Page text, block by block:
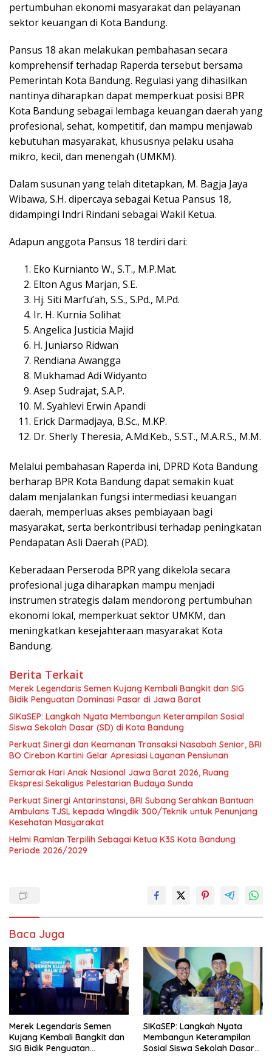
pertumbuhan ekonomi masyarakat dan pelayanan
sektor keuangan di Kota Bandung.
Pansus 18 akan melakukan pembahasan secara
komprehensif terhadap Raperda tersebut bersama
Pemerintah Kota Bandung. Regulasi yang dihasilkan
nantinya diharapkan dapat memperkuat posisi BPR
Kota Bandung sebagai lembaga keuangan daerah yang
profesional, sehat, kompetitif, dan mampu menjawab
kebutuhan masyarakat, khususnya pelaku usaha
mikro, kecil, dan menengah (UMKM).
Dalam susunan yang telah ditetapkan, M. Bagja Jaya
Wibawa, S.H. dipercaya sebagai Ketua Pansus 18,
didampingi Indri Rindani sebagai Wakil Ketua.
Adapun anggota Pansus 18 terdiri dari:
Eko Kurnianto W., S.T., M.P.Mat.
Elton Agus Marjan, S.E.
Hj. Siti Marfu’ah, S.S., S.Pd., M.Pd.
Ir. H. Kurnia Solihat
Angelica Justicia Majid
H. Juniarso Ridwan
Rendiana Awangga
Mukhamad Adi Widyanto
Asep Sudrajat, S.A.P.
M. Syahlevi Erwin Apandi
Erick Darmadjaya, B.Sc., M.KP.
Dr. Sherly Theresia, A.Md.Keb., S.ST., M.A.R.S., M.M.
Melalui pembahasan Raperda ini, DPRD Kota Bandung
berharap BPR Kota Bandung dapat semakin kuat
dalam menjalankan fungsi intermediasi keuangan
daerah, memperluas akses pembiayaan bagi
masyarakat, serta berkontribusi terhadap peningkatan
Pendapatan Asli Daerah (PAD).
Keberadaan Perseroda BPR yang dikelola secara
profesional juga diharapkan mampu menjadi
instrumen strategis dalam mendorong pertumbuhan
ekonomi lokal, memperkuat sektor UMKM, dan
meningkatkan kesejahteraan masyarakat Kota
Bandung.
Berita Terkait
Merek Legendaris Semen Kujang Kembali Bangkit dan SIG
Bidik Penguatan Dominasi Pasar di Jawa Barat
SIKaSEP: Langkah Nyata Membangun Keterampilan Sosial
Siswa Sekolah Dasar (SD) di Kota Bandung
Perkuat Sinergi dan Keamanan Transaksi Nasabah Senior, BRI
BO Cirebon Kartini Gelar Apresiasi Layanan Pensiunan
Semarak Hari Anak Nasional Jawa Barat 2026, Ruang
Ekspresi Sekaligus Pelestarian Budaya Sunda
Perkuat Sinergi Antarinstansi, BRI Subang Serahkan Bantuan
Ambulans TJSL kepada Wingdik 300/Teknik untuk Penunjang
Kesehatan Masyarakat
Helmi Ramlan Terpilih Sebagai Ketua K3S Kota Bandung
Periode 2026/2029
Baca Juga
Merek Legendaris Semen
Kujang Kembali Bangkit dan
SIG Bidik Penguatan
SIKaSEP: Langkah Nyata
Membangun Keterampilan
Sosial Siswa Sekolah Dasar